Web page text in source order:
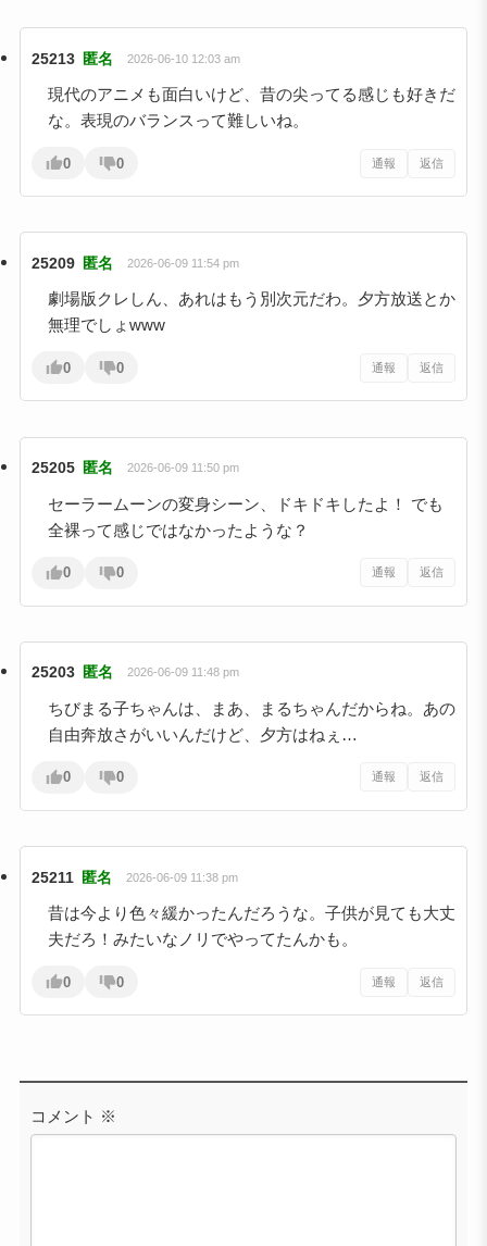
25213 匿名 2026-06-10 12:03 am
現代のアニメも面白いけど、昔の尖ってる感じも好きだ
な。表現のバランスって難しいね。
0 0 通報 返信
25209 匿名 2026-06-09 11:54 pm
劇場版クレしん、あれはもう別次元だわ。夕方放送とか
無理でしょwww
0 0 通報 返信
25205 匿名 2026-06-09 11:50 pm
セーラームーンの変身シーン、ドキドキしたよ！ でも
全裸って感じではなかったような？
0 0 通報 返信
25203 匿名 2026-06-09 11:48 pm
ちびまる子ちゃんは、まあ、まるちゃんだからね。あの
自由奔放さがいいんだけど、夕方はねぇ…
0 0 通報 返信
25211 匿名 2026-06-09 11:38 pm
昔は今より色々緩かったんだろうな。子供が見ても大丈
夫だろ！みたいなノリでやってたんかも。
0 0 通報 返信
コメント ※